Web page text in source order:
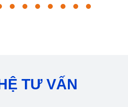
TƯ VẤN